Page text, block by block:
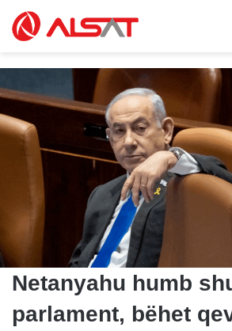
Netanyahu humb
parlament, bëhet